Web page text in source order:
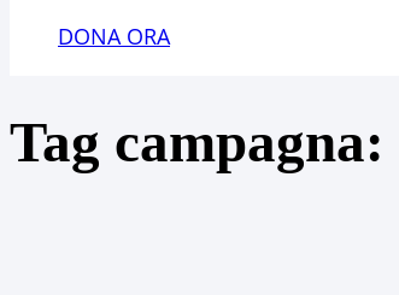
DONA ORA
Tag campagna: